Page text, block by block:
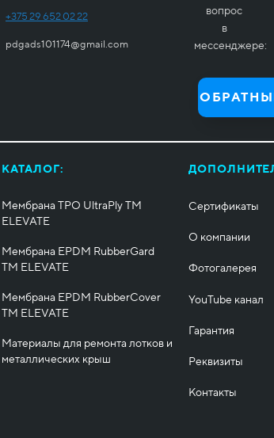
+375 29 652 02 22
pdgads101174@gmail.com
вопрос
в
мессенджере:
КАТАЛОГ:
Мембрана TPO UltraPly ТМ
ELEVATE
Мембрана EPDM RubberGard
ТМ ELEVATE
Мембрана EPDM RubberCover
ТМ ELEVATE
Материалы для ремонта лотков и
металлических крыш
Сертификаты
О компании
Фотогалерея
YouTube канал
Гарантия
Реквизиты
Контакты